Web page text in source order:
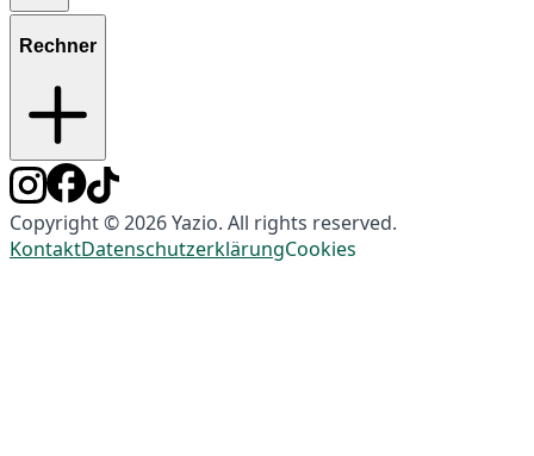
Rechner
Copyright © 2026 Yazio. All rights reserved.
KontaktDatenschutzerklärungCookies